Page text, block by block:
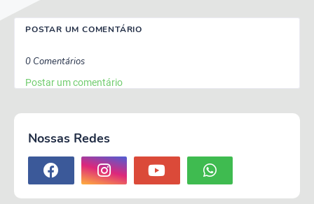
POSTAR UM COMENTÁRIO
0 Comentários
Postar um comentário
Nossas Redes